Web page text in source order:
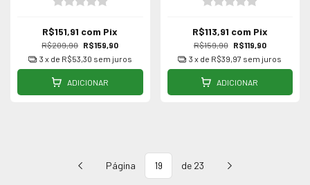
R$209,90 R$159,90
R$151,91 com Pix
3 x de R$53,30 sem juros
ADICIONAR
R$159,90 R$119,90
R$113,91 com Pix
3 x de R$39,97 sem juros
ADICIONAR
Página de 23